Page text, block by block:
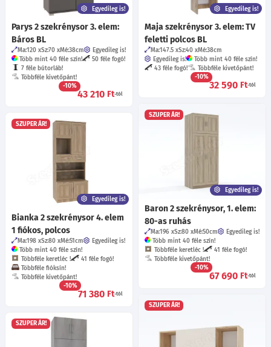
Egyedileg is!
Parys 2 szekrénysor 3. elem:
Báros BL
Ma:120 Sz:70 Mé:38cm
Egyedileg is!
Több mint 40 féle szín!
50 féle fogó!
7 féle bútorláb!
Többféle kivetőpánt!
-10%
43 210 Ft-tól
Egyedileg is!
Maja szekrénysor 3. elem: TV
feletti polcos BL
Ma:147.5 Sz:40 Mé:38cm
Egyedileg is!
Több mint 40 féle szín!
43 féle fogó!
Többféle kivetőpánt!
-10%
32 590 Ft-tól
SZUPER ÁR!
Egyedileg is!
Baron 2 szekrénysor, 1. elem:
80-as ruhás
Ma:196 Sz:80 Mé:50cm
Egyedileg is!
Több mint 40 féle szín!
Többféle keretléc !
41 féle fogó!
Többféle kivetőpánt!
-10%
67 690 Ft-tól
SZUPER ÁR!
Egyedileg is!
Bianka 2 szekrénysor 4. elem
1 fiókos, polcos
Ma:198 Sz:80 Mé:51cm
Egyedileg is!
Több mint 40 féle szín!
Többféle keretléc !
41 féle fogó!
Többféle fióksín!
Többféle kivetőpánt!
-10%
71 380 Ft-tól
SZUPER ÁR!
SZUPER ÁR!